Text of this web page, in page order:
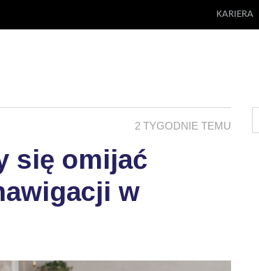
KARIERA
2 TYGODNIE TEMU
się omijać
w